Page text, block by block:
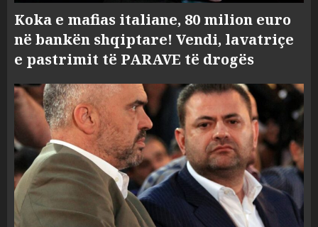
Koka e mafias italiane, 80 milion euro
në bankën shqiptare! Vendi, lavatriçe
e pastrimit të PARAVE të drogës